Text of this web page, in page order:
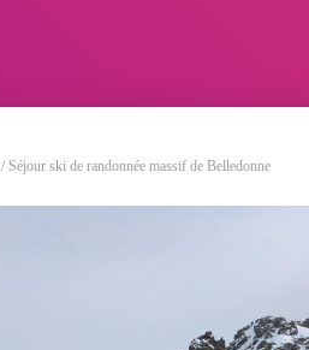
/ Séjour ski de randonnée massif de Belledonne